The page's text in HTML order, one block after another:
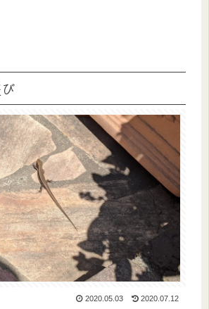
2020.05.03 2020.07.12